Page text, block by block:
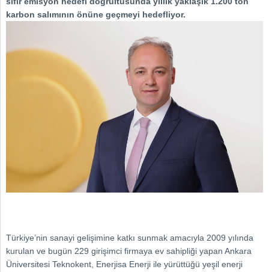
karbon salımının önüne geçmeyi hedefliyor.
Türkiye’nin sanayi gelişimine katkı sunmak amacıyla 2009 yılında
kurulan ve bugün 229 girişimci firmaya ev sahipliği yapan Ankara
Üniversitesi Teknokent, Enerjisa Enerji ile yürüttüğü yeşil enerji